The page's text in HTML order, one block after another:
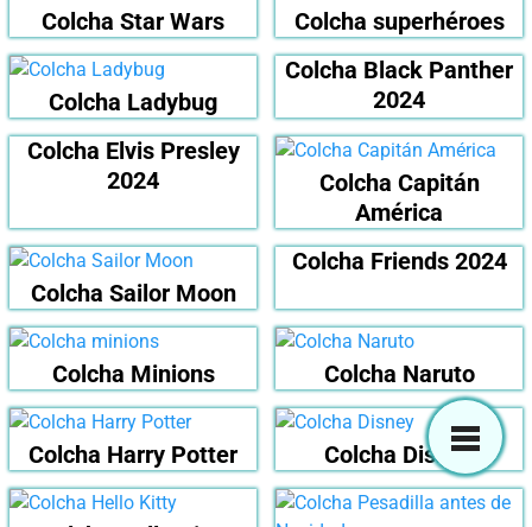
Colcha Star Wars Colcha superhéroes
Colcha Ladybug
Colcha Black Panther
2024
Colcha Elvis Presley
2024
Colcha Capitán
América
Colcha Sailor Moon
Colcha Friends 2024
Colcha Minions Colcha Naruto
Colcha Harry Potter Colcha Disney